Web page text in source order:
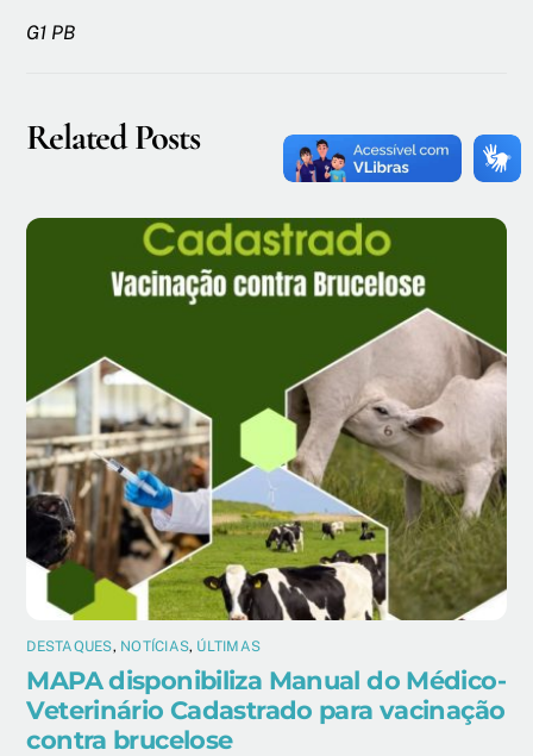
G1 PB
Related Posts
DESTAQUES, NOTÍCIAS, ÚLTIMAS
MAPA disponibiliza Manual do Médico-
Veterinário Cadastrado para vacinação
contra brucelose